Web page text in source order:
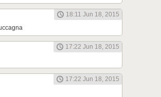
18:11 Jun 18, 2015
17:22 Jun 18, 2015
17:22 Jun 18, 2015